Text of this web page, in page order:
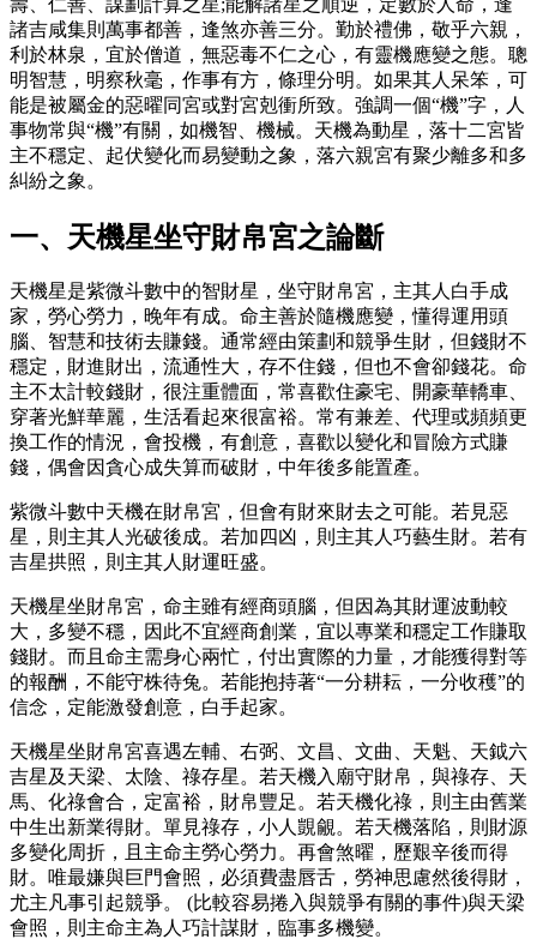
諸吉咸集則萬事都善，逢煞亦善三分。勤於禮佛，敬乎六親，
利於林泉，宜於僧道，無惡毒不仁之心，有靈機應變之態。聰
明智慧，明察秋毫，作事有方，條理分明。如果其人呆笨，可
能是被屬金的惡曜同宮或對宮剋衝所致。強調一個“機”字，人
事物常與“機”有關，如機智、機械。天機為動星，落十二宮皆
主不穩定、起伏變化而易變動之象，落六親宮有聚少離多和多
糾紛之象。
一、天機星坐守財帛宮之論斷
天機星是紫微斗數中的智財星，坐守財帛宮，主其人白手成
家，勞心勞力，晚年有成。命主善於隨機應變，懂得運用頭
腦、智慧和技術去賺錢。通常經由策劃和競爭生財，但錢財不
穩定，財進財出，流通性大，存不住錢，但也不會卻錢花。命
主不太計較錢財，很注重體面，常喜歡住豪宅、開豪華轎車、
穿著光鮮華麗，生活看起來很富裕。常有兼差、代理或頻頻更
換工作的情況，會投機，有創意，喜歡以變化和冒險方式賺
錢，偶會因貪心成失算而破財，中年後多能置產。
紫微斗數中天機在財帛宮，但會有財來財去之可能。若見惡
星，則主其人光破後成。若加四凶，則主其人巧藝生財。若有
吉星拱照，則主其人財運旺盛。
天機星坐財帛宮，命主雖有經商頭腦，但因為其財運波動較
大，多變不穩，因此不宜經商創業，宜以專業和穩定工作賺取
錢財。而且命主需身心兩忙，付出實際的力量，才能獲得對等
的報酬，不能守株待兔。若能抱持著“一分耕耘，一分收穫”的
信念，定能激發創意，白手起家。
天機星坐財帛宮喜遇左輔、右弼、文昌、文曲、天魁、天鉞六
吉星及天梁、太陰、祿存星。若天機入廟守財帛，與祿存、天
馬、化祿會合，定富裕，財帛豐足。若天機化祿，則主由舊業
中生出新業得財。單見祿存，小人覬覦。若天機落陷，則財源
多變化周折，且主命主勞心勞力。再會煞曜，歷艱辛後而得
財。唯最嫌與巨門會照，必須費盡唇舌，勞神思慮然後得財，
尤主凡事引起競爭。 (比較容易捲入與競爭有關的事件)與天梁
會照，則主命主為人巧計謀財，臨事多機變。